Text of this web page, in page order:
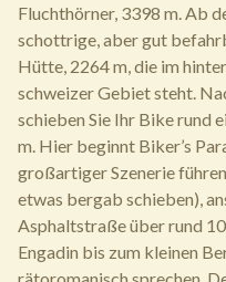
Fluchthörner, 3398 m. Ab
schottrige, aber gut
Hütte, 2264 m, die im
schweizer Gebiet steht.
schieben Sie Ihr Bike rund
m. Hier beginnt Biker’s
großartiger Szenerie
etwas bergab schieben),
Asphaltstraße über rund
Engadin bis zum kleinen